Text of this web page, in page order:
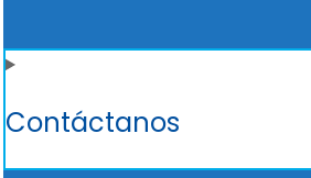
Contáctanos